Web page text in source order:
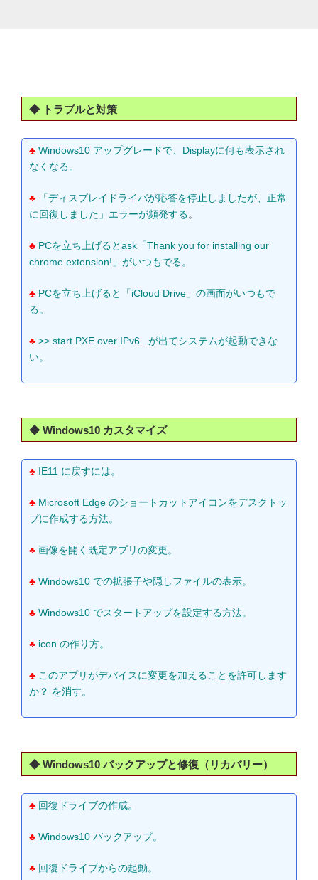
◆ トラブルと対策
♣ Windows10 アップグレードで、Displayに何も表示され
なくなる。
♣
「ディスプレイドライバが応答を停止しましたが、正常
に回復しました」エラーが頻発する。
♣ PCを立ち上げるとask「Thank you for installing our
chrome extension!」がいつもでる。
♣ PCを立ち上げると「iCloud Drive」の画面がいつもで
る。
♣ >> start PXE over IPv6...が出てシステムが起動できな
い。
◆ Windows10 カスタマイズ
♣ IE11 に戻すには。
♣ Microsoft Edge のショートカットアイコンをデスクトッ
プに作成する方法。
♣ 画像を開く既定アプリの変更。
♣ Windows10 での拡張子や隠しファイルの表示。
♣ Windows10 でスタートアップを設定する方法。
♣ icon の作り方。
♣ このアプリがデバイスに変更を加えることを許可します
か？ を消す。
◆ Windows10 バックアップと修復（リカバリー）
♣ 回復ドライブの作成。
♣ Windows10 バックアップ。
♣ 回復ドライブからの起動。